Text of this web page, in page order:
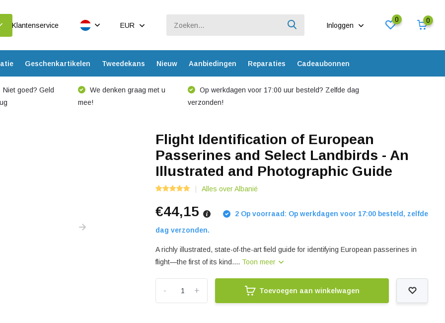
Klantenservice EUR Inloggen
0 0
Geschenkartikelen Tweedekans Nieuw Aanbiedingen Reparaties Cadeaubonnen
Niet goed? Geld
We denken graag met u
mee!
Op werkdagen voor 17:00 uur besteld? Zelfde dag
verzonden!
Flight Identification of European
Passerines and Select Landbirds - An
Illustrated and Photographic Guide
Alles over Albanië
€44,15 2 Op voorraad: Op werkdagen voor 17:00 besteld, zelfde
dag verzonden.
A richly illustrated, state-of-the-art field guide for identifying European passerines in
flight—the first of its kind.... Toon meer
+
- Toevoegen aan winkelwagen